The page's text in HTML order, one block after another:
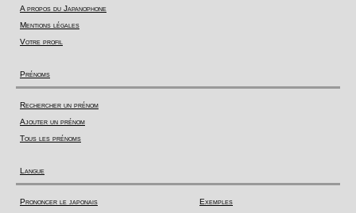
A propos du Japanophone
Mentions légales
Votre profil
Prénoms
Rechercher un prénom
Ajouter un prénom
Tous les prénoms
Langue
Prononcer le japonais
Exemples